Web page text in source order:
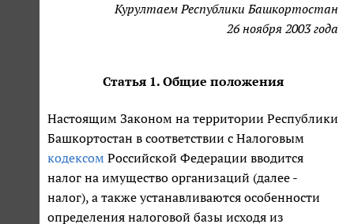
Курултаем Республики Башкортостан
26 ноября 2003 года
Статья 1. Общие положения
Настоящим Законом на территории Республики
Башкортостан в соответствии с Налоговым
кодексом Российской Федерации вводится
налог на имущество организаций (далее -
налог), а также устанавливаются особенности
определения налоговой базы исходя из